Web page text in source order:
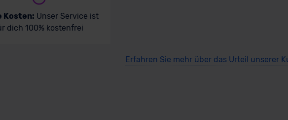
Kosten: Unser Service ist
dich 100% kostenfrei
Erfahren Sie mehr über das Urteil unserer